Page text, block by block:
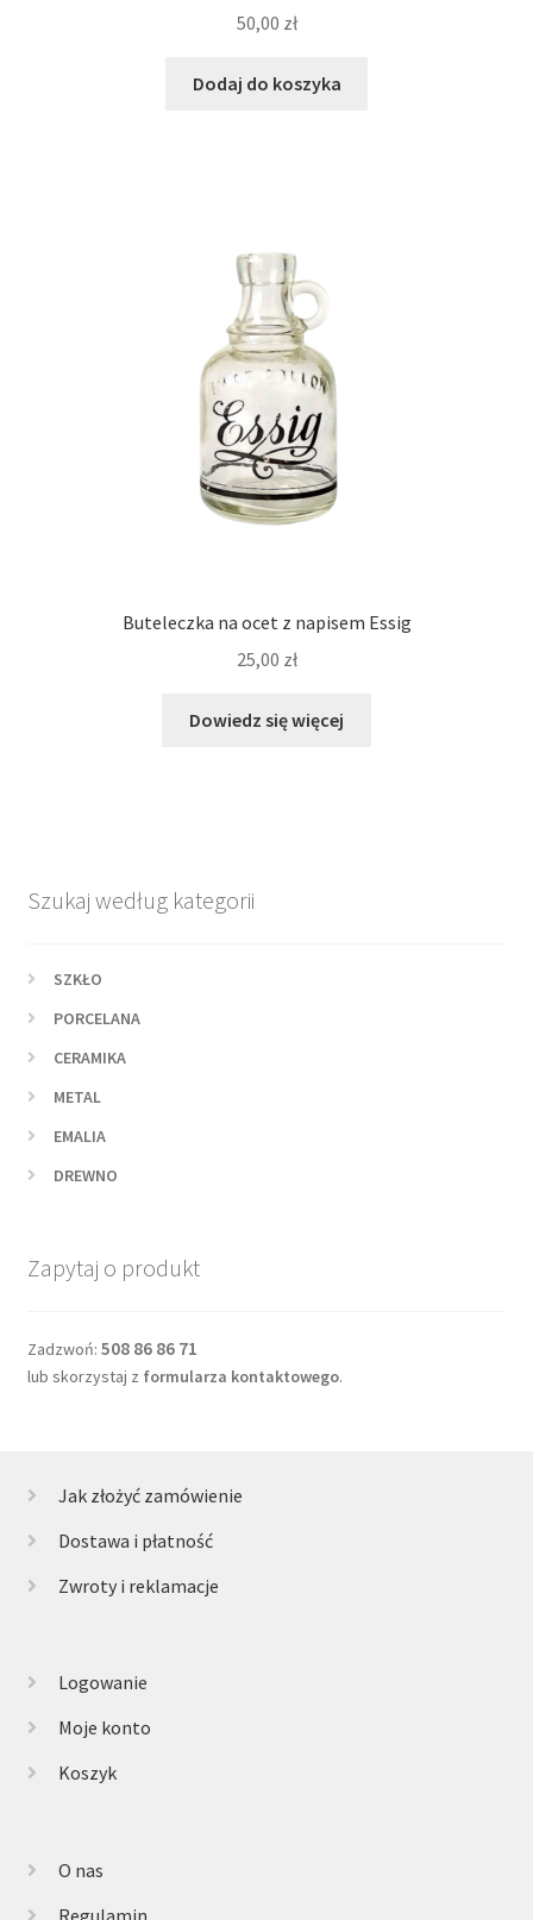
50,00 zł
Dodaj do koszyka
Buteleczka na ocet z napisem Essig
25,00 zł
Dowiedz się więcej
Szukaj według kategorii
SZKŁO
PORCELANA
CERAMIKA
METAL
EMALIA
DREWNO
Zapytaj o produkt
Zadzwoń: 508 86 86 71
lub skorzystaj z formularza kontaktowego.
Jak złożyć zamówienie
Dostawa i płatność
Zwroty i reklamacje
Logowanie
Moje konto
Koszyk
O nas
Regulamin